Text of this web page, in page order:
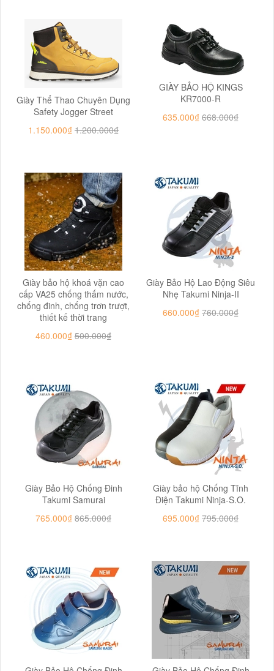
Giày Thể Thao Chuyên Dụng
Safety Jogger Street
1.150.000₫ 1.200.000₫
GIÀY BẢO HỘ KINGS
KR7000-R
635.000₫ 668.000₫
Giày bảo hộ khoá vặn cao
cấp VA25 chống thấm nước,
chống đinh, chống trơn trượt,
thiết kế thời trang
460.000₫ 500.000₫
Giày Bảo Hộ Lao Động Siêu
Nhẹ Takumi Ninja-II
660.000₫ 760.000₫
Giày Bảo Hộ Chống Đinh
Takumi Samurai
765.000₫ 865.000₫
Giày bảo hộ Chống Tĩnh
Điện Takumi Ninja-S.O.
695.000₫ 795.000₫